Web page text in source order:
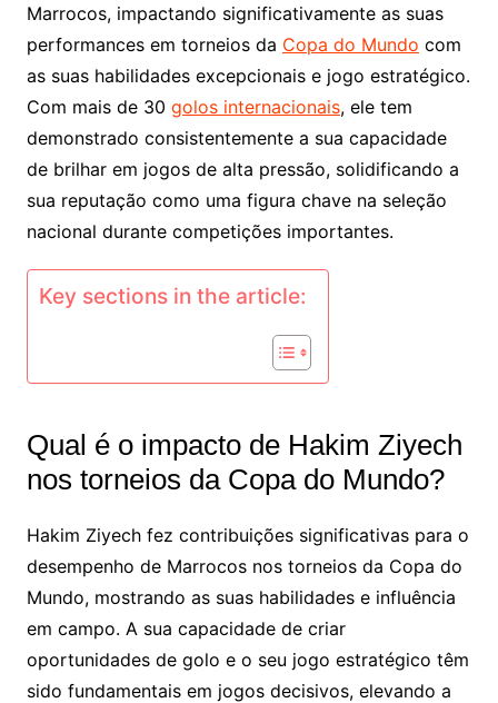
Marrocos, impactando significativamente as suas
performances em torneios da Copa do Mundo com
as suas habilidades excepcionais e jogo estratégico.
Com mais de 30 golos internacionais, ele tem
demonstrado consistentemente a sua capacidade
de brilhar em jogos de alta pressão, solidificando a
sua reputação como uma figura chave na seleção
nacional durante competições importantes.
Key sections in the article:
Qual é o impacto de Hakim Ziyech
nos torneios da Copa do Mundo?
Hakim Ziyech fez contribuições significativas para o
desempenho de Marrocos nos torneios da Copa do
Mundo, mostrando as suas habilidades e influência
em campo. A sua capacidade de criar
oportunidades de golo e o seu jogo estratégico têm
sido fundamentais em jogos decisivos, elevando a